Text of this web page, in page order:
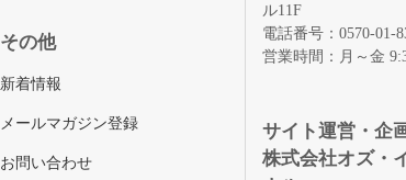
その他
新着情報
メールマガジン登録
お問い合わせ
ル11F
電話番号：0570-01-
営業時間：月～金
サイト運営・企
株式会社オズ・